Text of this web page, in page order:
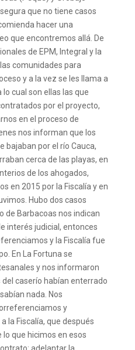
que no tiene casos
hacer una
que encontremos allá. De
de EPM, Integral y la
comunidades para
y a la vez se les llama a
cual son ellas las que
por el proyecto,
en el proceso de
nos informan que los
bajaban por el río Cauca,
cerca de las playas, en
de los ahogados,
en 2015 por la Fiscalía y en
Hubo dos casos
de Barbacoas nos indican
interés judicial, entonces
y la Fiscalía fue
En La Fortuna se
y nos informaron
caserío habían enterrado
nada. Nos
y
la Fiscalía, que después
lo que hicimos en esos